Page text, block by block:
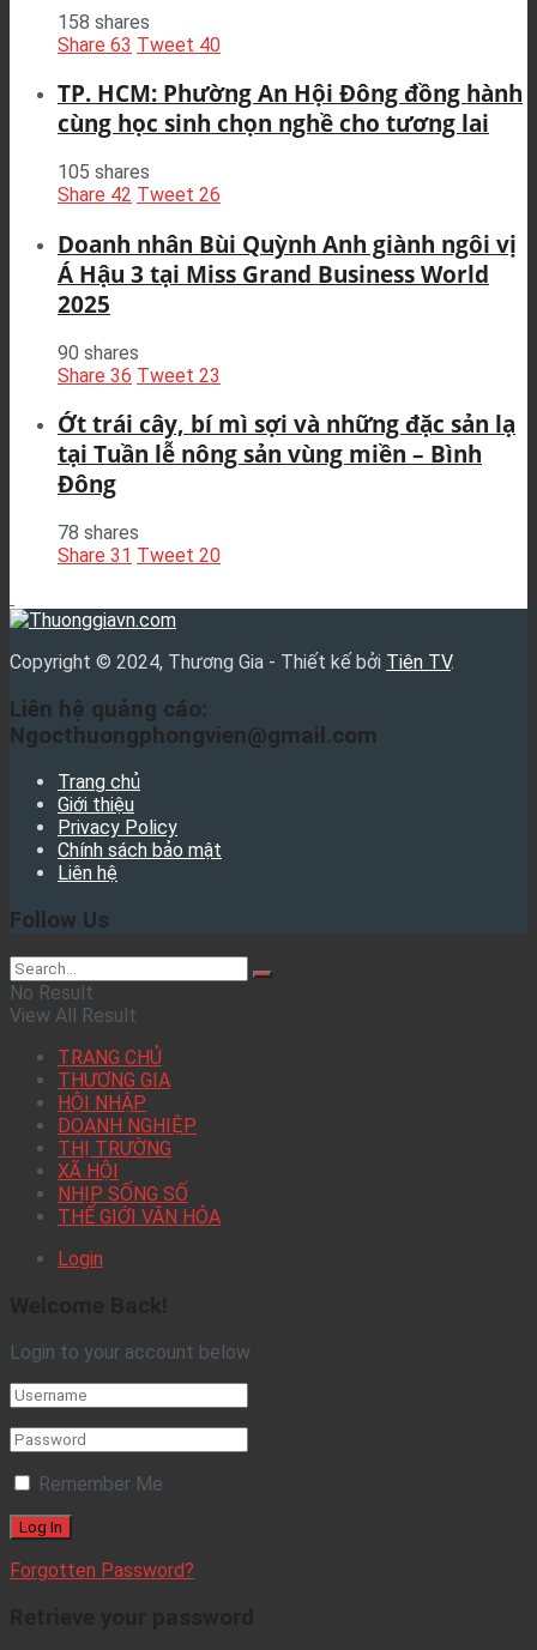
158 shares
Share 63 Tweet 40
TP. HCM: Phường An Hội Đông đồng hành
cùng học sinh chọn nghề cho tương lai
105 shares
Share 42 Tweet 26
Doanh nhân Bùi Quỳnh Anh giành ngôi vị
Á Hậu 3 tại Miss Grand Business World
2025
90 shares
Share 36 Tweet 23
Ớt trái cây, bí mì sợi và những đặc sản lạ
tại Tuần lễ nông sản vùng miền – Bình
Đông
78 shares
Share 31 Tweet 20
Copyright © 2024, Thương Gia - Thiết kế bởi Tiên TV.
Liên hệ quảng cáo:
Ngocthuongphongvien@gmail.com
Trang chủ
Giới thiệu
Privacy Policy
Chính sách bảo mật
Liên hệ
Follow Us
No Result
View All Result
TRANG CHỦ
THƯƠNG GIA
HỘI NHẬP
DOANH NGHIỆP
THỊ TRƯỜNG
XÃ HỘI
NHỊP SỐNG SỐ
THẾ GIỚI VĂN HÓA
Login
Login to your account below
Remember Me
Forgotten Password?